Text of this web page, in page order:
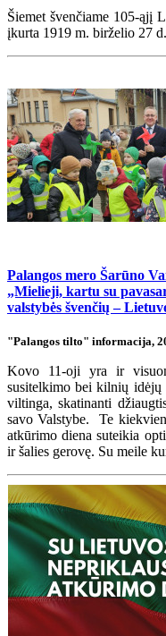
Šiemet švenčiame 105-ąjį
įkurta 1919 m. birželio 27
Palangos mero Šarūno
„Mielieji, kartu su
valstybės švenčių –
"Palangos tilto" informacija,
Kovo 11-oji yra ir
susitelkimo bei kilnių
viltinga, skatinanti
savo Valstybe. Te
atkūrimo diena suteikia
ir šalies gerovę. Su meile